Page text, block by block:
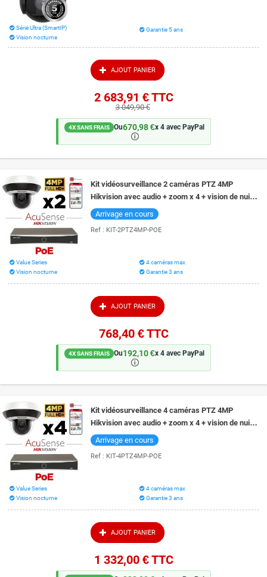
Série Ultra (SmartIP)
Vision nocturne
Garantie 5 ans
AJOUT PANIER
2 683,91 €TTC
3 049,90 €
4X SANS FRAIS Ou670,98 €x 4 avec PayPal
🛈
Kit vidéosurveillance 2 caméras PTZ 4MP
Hikvision avec audio + zoom x 4 + vision de nuit
20 mètres technologie EXIR 2.0
Arrivage en cours
Ref : KIT-2PTZ4MP-POE
Value Series
Vision nocturne
4 caméras max
Garantie 3 ans
AJOUT PANIER
768,40 €TTC
4X SANS FRAIS Ou192,10 €x 4 avec PayPal
🛈
Kit vidéosurveillance 4 caméras PTZ 4MP
Hikvision avec audio + zoom x 4 + vision de nuit
20 mètres technologie EXIR 2.0
Arrivage en cours
Ref : KIT-4PTZ4MP-POE
Value Series
Vision nocturne
4 caméras max
Garantie 3 ans
AJOUT PANIER
1 332,00 €TTC